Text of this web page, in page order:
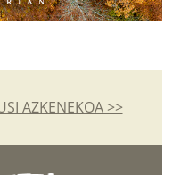
AZKENEKOA >>